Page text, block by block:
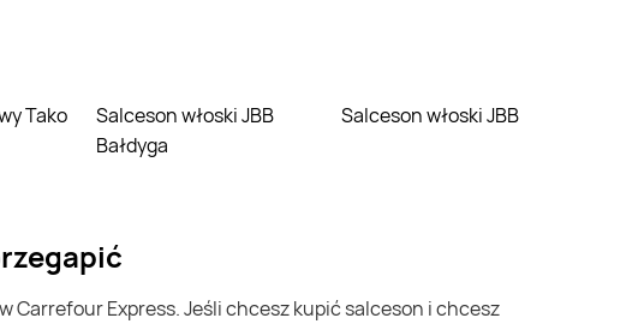
Tako
Salceson włoski JBB
Bałdyga
Salceson włoski JBB